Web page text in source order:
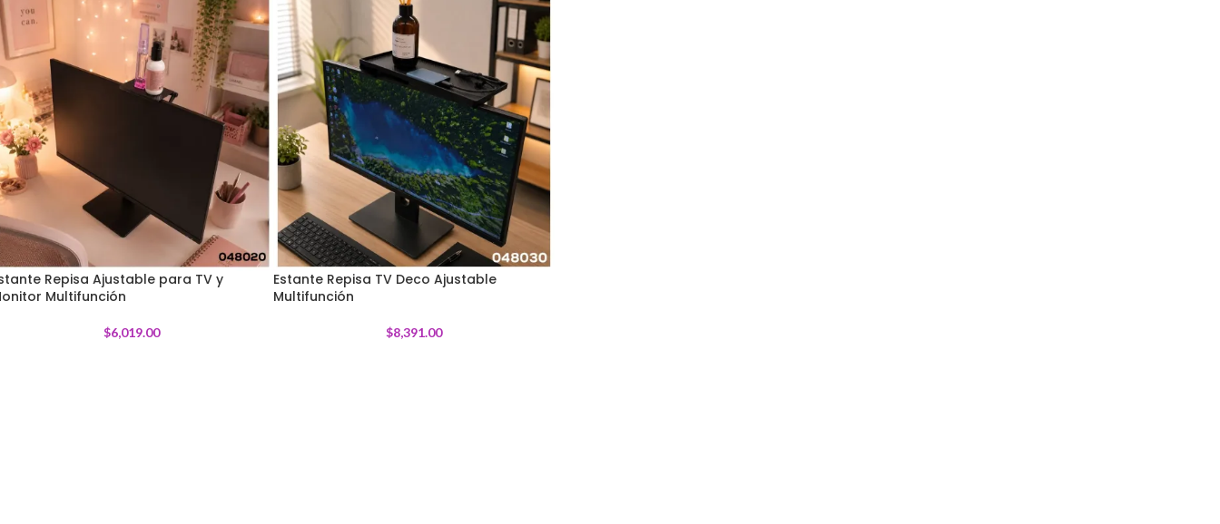
Repisa Ajustable para TV y
Multifunción
$6,019.00
Estante Repisa TV Deco Ajustable
Multifunción
$8,391.00